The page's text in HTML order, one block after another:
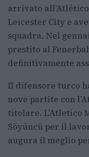
arrivato
Leicester City e
squadra. Nel
prestito al
definitivamente
Il difensore turco
nove partite con
titolare. L’Atletico
Söyüncü per il
augura il meglio